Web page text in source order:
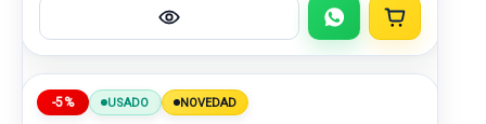
-5% USADO NOVEDAD